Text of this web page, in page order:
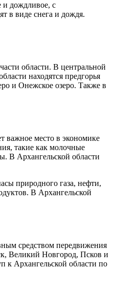
и дождливое, с
в виде снега и дождя.
области. В центральной
находятся предгорья
и Онежское озеро. Также в
важное место в экономике
такие как молочные
В Архангельской области
природного газа, нефти,
В Архангельской
средством передвижения
Великий Новгород, Псков и
к Архангельской области по